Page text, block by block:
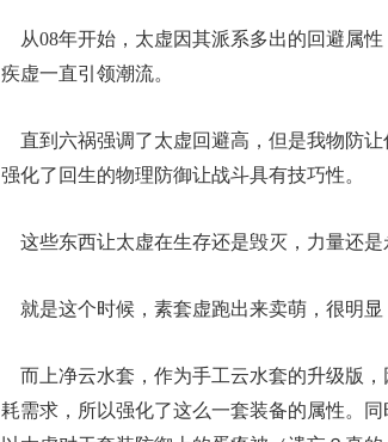
从08年开始，太虚因其派系多出的回避属
疾虚一直引领潮流。
直到六祸强调了太虚回避高，但是我物防让
强化了回生的物理防御让战斗具有技巧性。
这些东西让太虚在生存还是毁灭，力量还是
就是这个时候，素套虚跑出来卖萌，很明显
而上净云水套，作为手工云水套的升级版
耗需求，所以强化了这么一套装备的属性。